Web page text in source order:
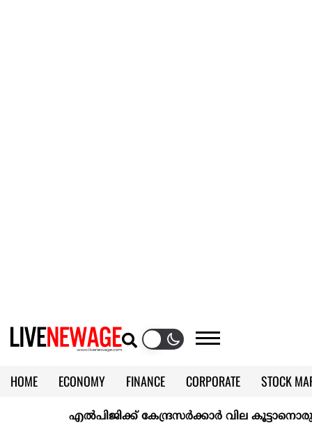
HOME ECONOMY FINANCE CORPORATE
STOCK
KERALA @70
എല്‍പിജിക്ക് കേന്ദ്രസർക്കാർ വില